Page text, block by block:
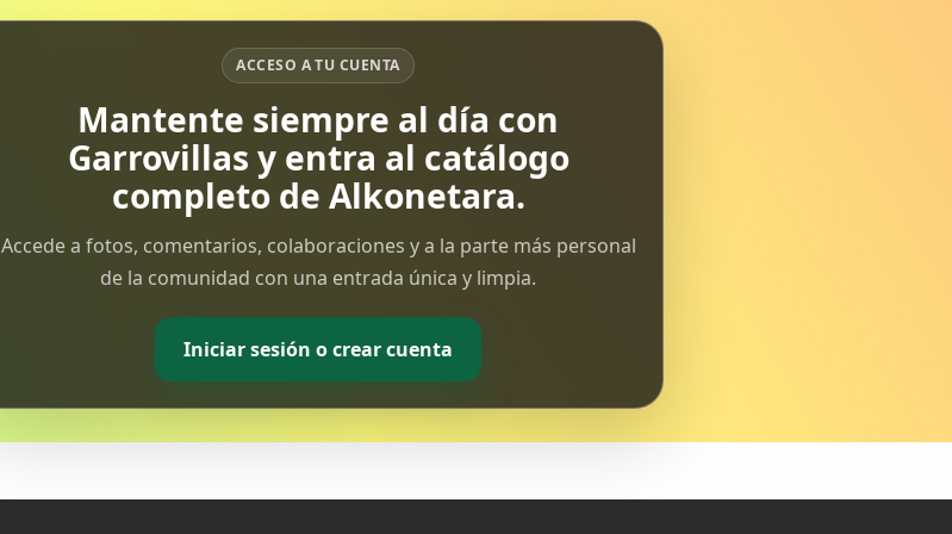
ACCESO A TU CUENTA
Mantente siempre al día con
Garrovillas y entra al catálogo
completo de Alkonetara.
Accede a fotos, comentarios, colaboraciones y a la parte más personal
de la comunidad con una entrada única y limpia.
Iniciar sesión o crear cuenta